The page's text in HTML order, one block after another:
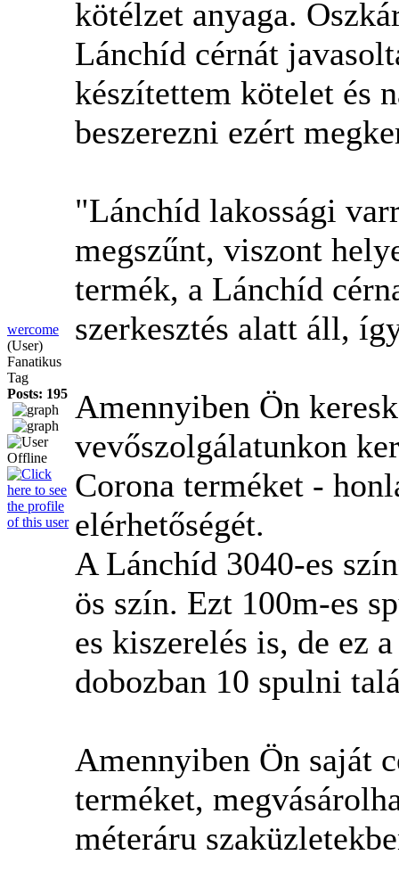
wercome
(User)
Fanatikus
Tag
Posts: 195
kötélzet anyaga.
Lánchíd cérnát
készítettem kötelet és
beszerezni ezért
"Lánchíd lakossági
megszűnt, viszont
termék, a Lánchíd
szerkesztés alatt áll,
Amennyiben Ön
vevőszolgálatunkon
Corona terméket -
elérhetőségét.
A Lánchíd 3040-es
ös szín. Ezt 100m-es
es kiszerelés is, de ez
dobozban 10 spulni
Amennyiben Ön saját
terméket,
méteráru